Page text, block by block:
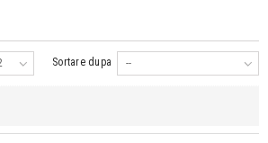
Sortare dupa --